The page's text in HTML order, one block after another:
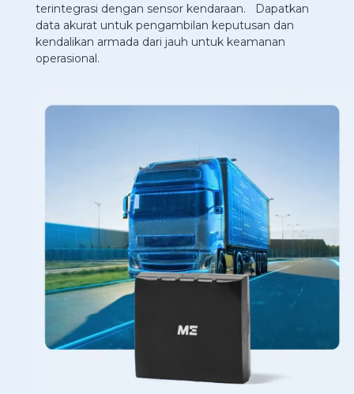
terintegrasi dengan sensor kendaraan. Dapatkan
data akurat untuk pengambilan keputusan dan
kendalikan armada dari jauh untuk keamanan
operasional.